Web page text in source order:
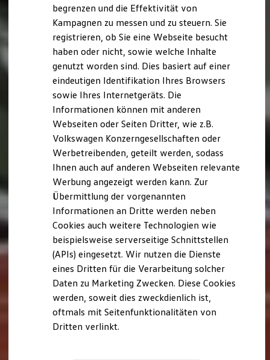
Volkswagen R und R Experience
R-Modelle
R Experience
Driving Experience
Volkswagen entdecken
Werkbesichtigung
Lifestyle Shop
T-Roc Kollektion
Golf Kollektion
Volkswagen Kollektion
R-Kollektion
GTI Kollektion
Fußball Drop
we drive football
#wedriveproud
Besitzer und Service
myVolkswagen
Software Updates
Service und Ersatzteile
Inspektion und HU/AU
Reparaturen und Checks
Motorenöl und Flüssigkeiten
Räder und Reifen
Pannen- und Unfallhilfe
Economy Service
Volkswagen Teile
Zubehör
Modellspezifisches Zubehör
begrenzen und die Effektivität von
Kampagnen zu messen und zu steuern. Sie
registrieren, ob Sie eine Webseite besucht
haben oder nicht, sowie welche Inhalte
genutzt worden sind. Dies basiert auf einer
eindeutigen Identifikation Ihres Browsers
sowie Ihres Internetgeräts. Die
Informationen können mit anderen
Webseiten oder Seiten Dritter, wie z.B.
Volkswagen Konzerngesellschaften oder
Werbetreibenden, geteilt werden, sodass
Ihnen auch auf anderen Webseiten relevante
Werbung angezeigt werden kann. Zur
Übermittlung der vorgenannten
Informationen an Dritte werden neben
Cookies auch weitere Technologien wie
beispielsweise serverseitige Schnittstellen
(APIs) eingesetzt. Wir nutzen die Dienste
eines Dritten für die Verarbeitung solcher
Daten zu Marketing Zwecken. Diese Cookies
werden, soweit dies zweckdienlich ist,
oftmals mit Seitenfunktionalitäten von
Dritten verlinkt.